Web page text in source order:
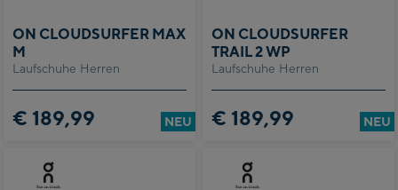
Laufschuhe Herren
ON CLOUDSURFER MAX
M
€ 189,99 NEU
Laufschuhe Herren
ON CLOUDSURFER
TRAIL 2 WP
€ 189,99 NEU